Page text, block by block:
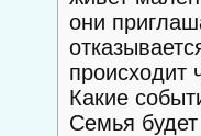
они
происходит
Какие
Семья